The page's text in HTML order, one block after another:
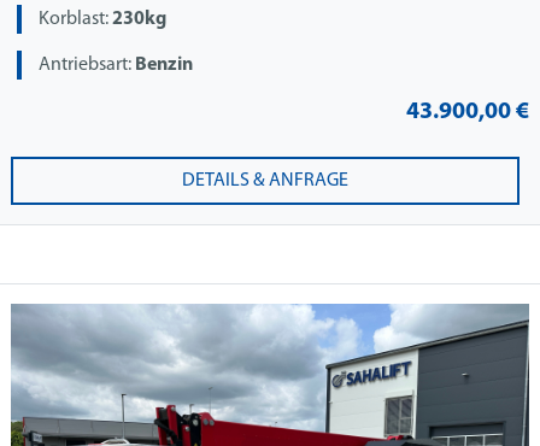
Korblast:230kg
Antriebsart: Benzin
43.900,00 €
DETAILS & ANFRAGE